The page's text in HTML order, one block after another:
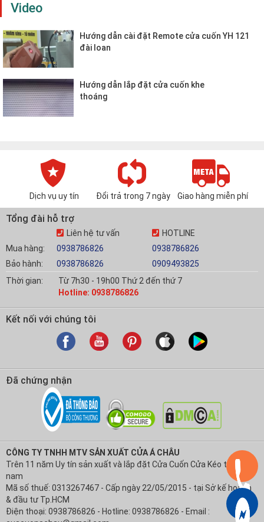
Video
Hướng dẫn cài đặt Remote cửa cuốn YH 121
đài loan
Hướng dẫn lắp đặt cửa cuốn khe
thoáng
Dịch vụ uy tín Đổi trả trong 7 ngày Giao hàng miễn phí
Tổng đài hỗ trợ
Mua hàng:
Bảo hành:
Liên hệ tư vấn
0938786826
0938786826
HOTLINE
0938786826
0909493825
Thời gian:
Từ 7h30 - 19h00 Thứ 2 đến thứ 7
Hotline: 0938786826
Kết nối với chúng tôi
Đã chứng nhận
CÔNG TY TNHH MTV SẢN XUẤT CỬA Á CHÂU
Trên 11 năm Uy tín sản xuất và lắp đặt Cửa Cuốn Cửa Kéo tại Việt
nam
Mã số thuế: 0313267467 - Cấp ngày 22/05/2015 - tại Sở kế hoạch
& đầu tư Tp.HCM
Điện thoại: 0938786826 - Hotline: 0938786826 - Email :